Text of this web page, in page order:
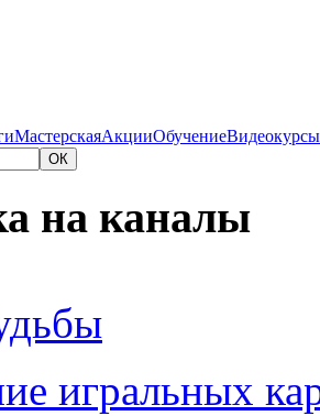
МастерскаяАкцииОбучениеВидеокурсы
на каналы
игральных